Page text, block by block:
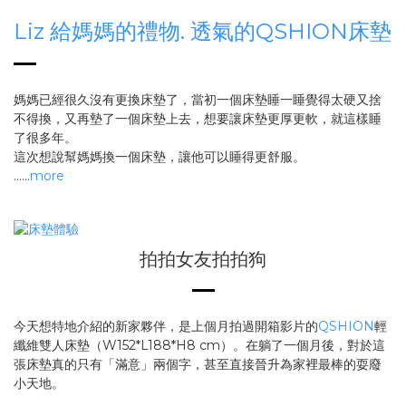
Liz 給媽媽的禮物. 透氣的QSHION床墊
媽媽已經很久沒有更換床墊了，當初一個床墊睡一睡覺得太硬又捨
不得換，又再墊了一個床墊上去，想要讓床墊更厚更軟，就這樣睡
了很多年。
這次想說幫媽媽換一個床墊，讓他可以睡得更舒服。
......more
拍拍女友拍拍狗
今天想特地介紹的新家夥伴，是上個月拍過開箱影片的QSHION輕
纖維雙人床墊（W152*L188*H8 cm）。在躺了一個月後，對於這
張床墊真的只有「滿意」兩個字，甚至直接晉升為家裡最棒的耍廢
小天地。